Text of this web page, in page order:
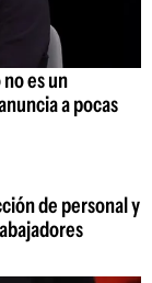
es un
a pocas
de personal y